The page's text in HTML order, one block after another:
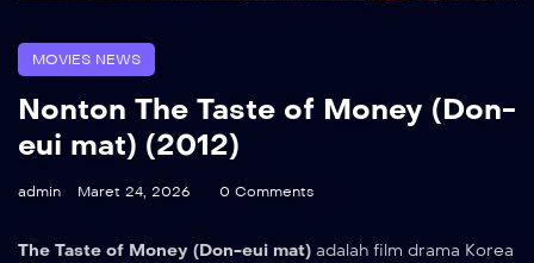
MOVIES NEWS
Nonton The Taste of Money (Don-
eui mat) (2012)
admin Maret 24, 2026 0 Comments
The Taste of Money (Don-eui mat) adalah film drama Korea